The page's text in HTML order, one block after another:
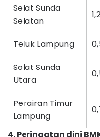
Selat Sunda
Selatan
Teluk Lampung
Selat Sunda
Utara
Perairan Timur
Lampung
4. Peringatan dini